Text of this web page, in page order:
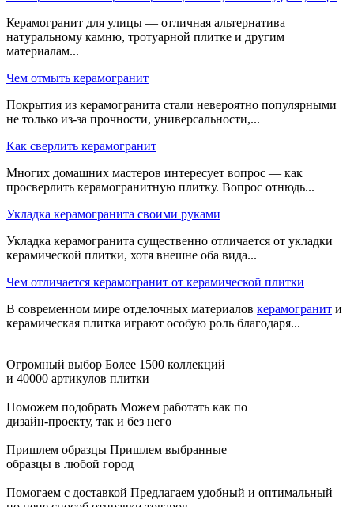
Керамогранит для улицы — отличная альтернатива
натуральному камню, тротуарной плитке и другим
материалам...
Чем отмыть керамогранит
Покрытия из керамогранита стали невероятно популярными
не только из-за прочности, универсальности,...
Как сверлить керамогранит
Многих домашних мастеров интересует вопрос — как
просверлить керамогранитную плитку. Вопрос отнюдь...
Укладка керамогранита своими руками
Укладка керамогранита существенно отличается от укладки
керамической плитки, хотя внешне оба вида...
Чем отличается керамогранит от керамической плитки
В современном мире отделочных материалов керамогранит и
керамическая плитка играют особую роль благодаря...
Огромный выбор Более 1500 коллекций
и 40000 артикулов плитки
Поможем подобрать Можем работать как по
дизайн-проекту, так и без него
Пришлем образцы Пришлем выбранные
образцы в любой город
Помогаем с доставкой Предлагаем удобный и оптимальный